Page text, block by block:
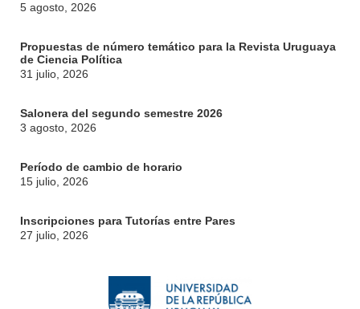
5 agosto, 2026
Propuestas de número temático para la Revista Uruguaya
de Ciencia Política
31 julio, 2026
Salonera del segundo semestre 2026
3 agosto, 2026
Período de cambio de horario
15 julio, 2026
Inscripciones para Tutorías entre Pares
27 julio, 2026